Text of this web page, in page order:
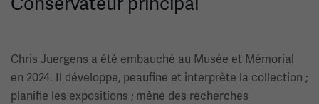
Chris Juergens a été embauché au Musée et Mémorial
en 2024. Il développe, peaufine et interprète la collection ;
planifie les expositions ; mène des recherches